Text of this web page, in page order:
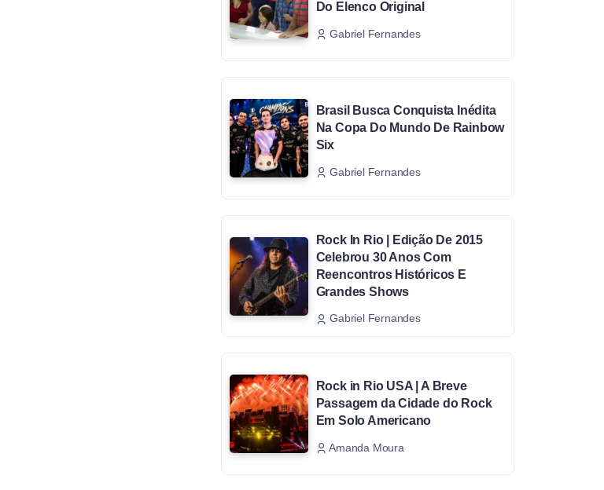
Do Elenco Original
Gabriel Fernandes
Brasil Busca Conquista Inédita
Na Copa Do Mundo De Rainbow
Six
Gabriel Fernandes
Rock In Rio | Edição De 2015
Celebrou 30 Anos Com
Reencontros Históricos E
Grandes Shows
Gabriel Fernandes
Rock in Rio USA | A Breve
Passagem da Cidade do Rock
Em Solo Americano
Amanda Moura